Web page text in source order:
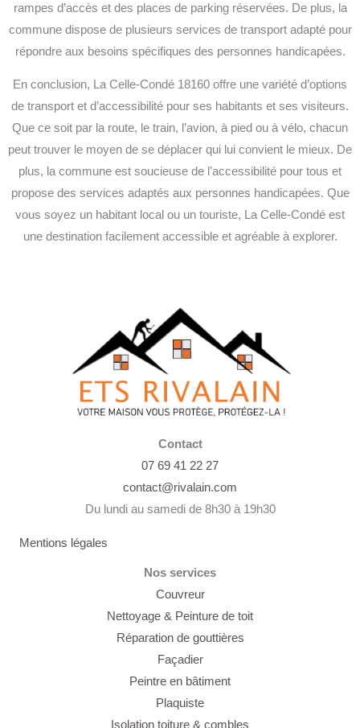
rampes d’accès et des places de parking réservées. De plus, la
commune dispose de plusieurs services de transport adapté pour
répondre aux besoins spécifiques des personnes handicapées.
En conclusion, La Celle-Condé 18160 offre une variété d’options
de transport et d’accessibilité pour ses habitants et ses visiteurs.
Que ce soit par la route, le train, l’avion, à pied ou à vélo, chacun
peut trouver le moyen de se déplacer qui lui convient le mieux. De
plus, la commune est soucieuse de l’accessibilité pour tous et
propose des services adaptés aux personnes handicapées. Que
vous soyez un habitant local ou un touriste, La Celle-Condé est
une destination facilement accessible et agréable à explorer.
Contact
07 69 41 22 27
contact@rivalain.com
Du lundi au samedi de 8h30 à 19h30
Mentions légales
Nos services
Couvreur
Nettoyage & Peinture de toit
Réparation de gouttières
Façadier
Peintre en bâtiment
Plaquiste
Isolation toiture & combles